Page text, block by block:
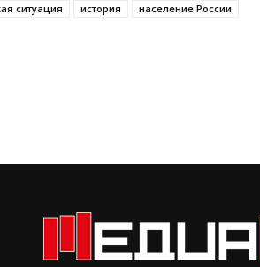
ситуация история население России